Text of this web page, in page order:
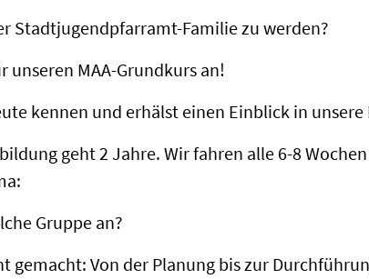
Stadtjugendpfarramt-Familie zu werden?
unseren MAA-Grundkurs an!
kennen und erhälst einen Einblick in
geht 2 Jahre. Wir fahren alle 6-8
Gruppe an?
gemacht: Von der Planung bis zur